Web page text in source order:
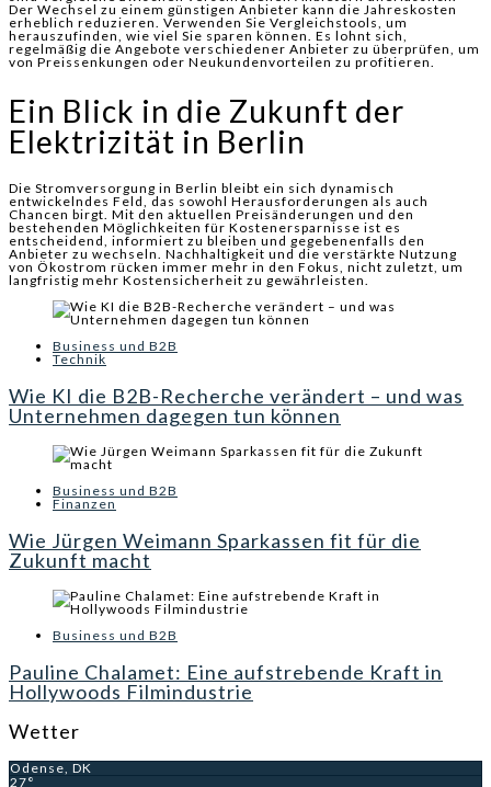
Der Wechsel zu einem günstigen Anbieter kann die Jahreskosten
erheblich reduzieren. Verwenden Sie Vergleichstools, um
herauszufinden, wie viel Sie sparen können. Es lohnt sich,
regelmäßig die Angebote verschiedener Anbieter zu überprüfen, um
von Preissenkungen oder Neukundenvorteilen zu profitieren.
Ein Blick in die Zukunft der
Elektrizität in Berlin
Die Stromversorgung in Berlin bleibt ein sich dynamisch
entwickelndes Feld, das sowohl Herausforderungen als auch
Chancen birgt. Mit den aktuellen Preisänderungen und den
bestehenden Möglichkeiten für Kostenersparnisse ist es
entscheidend, informiert zu bleiben und gegebenenfalls den
Anbieter zu wechseln. Nachhaltigkeit und die verstärkte Nutzung
von Ökostrom rücken immer mehr in den Fokus, nicht zuletzt, um
langfristig mehr Kostensicherheit zu gewährleisten.
Business und B2B
Technik
Wie KI die B2B-Recherche verändert – und was
Unternehmen dagegen tun können
Business und B2B
Finanzen
Wie Jürgen Weimann Sparkassen fit für die
Zukunft macht
Business und B2B
Pauline Chalamet: Eine aufstrebende Kraft in
Hollywoods Filmindustrie
Wetter
Odense, DK
27°